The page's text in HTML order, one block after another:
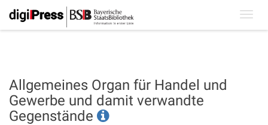
Allgemeines Organ für Handel und
Gewerbe und damit verwandte
Gegenstände